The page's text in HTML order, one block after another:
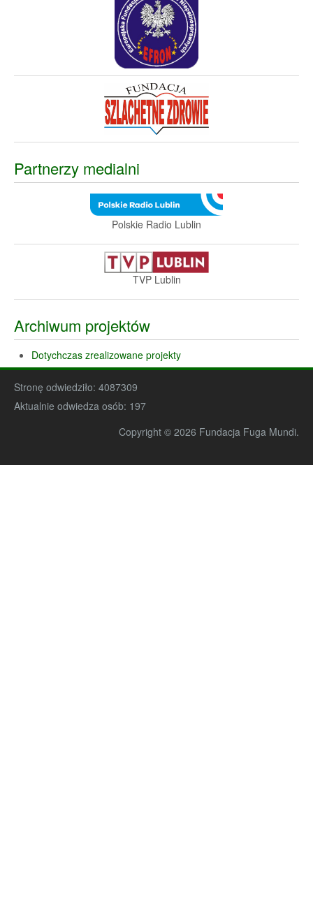
Partnerzy medialni
Polskie Radio Lublin
TVP Lublin
Archiwum projektów
Dotychczas zrealizowane projekty
Stronę odwiedziło: 4087309
Aktualnie odwiedza osób: 197
Copyright © 2026 Fundacja Fuga Mundi.